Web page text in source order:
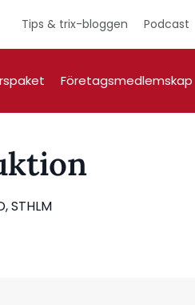
Tips & trix-bloggen Podcast
Företagsmedlemskap
STHLM